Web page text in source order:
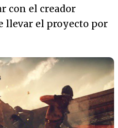
con el creador
llevar el proyecto por